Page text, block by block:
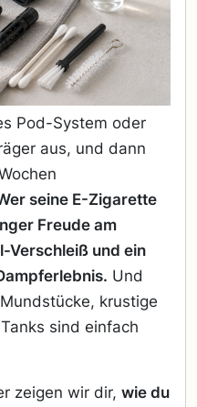
Pod-System oder
aus, und dann
seine E-Zigarette
Freude am
Verschleiß und ein
Und
krustige
sind einfach
zeigen wir dir, wie du